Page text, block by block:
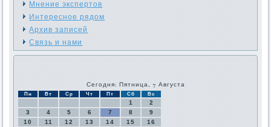
Мнение экспертов
Интересное рядом
Архив записей
Связь и нами
Сегодня: Пятница, 7 Августа
Пн Вт Ср Чт Пт Сб Вс
1
2
3
4 5 6 7 8
9
10
11 12 13 14 15
16